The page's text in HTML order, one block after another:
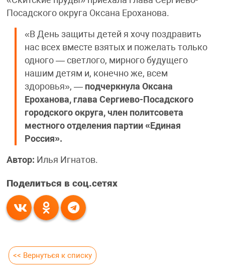
Посадского округа Оксана Ероханова.
«В День защиты детей я хочу поздравить
нас всех вместе взятых и пожелать только
одного — светлого, мирного будущего
нашим детям и, конечно же, всем
здоровья», —подчеркнула Оксана
Ероханова, глава Сергиево-Посадского
городского округа, член политсовета
местного отделения партии «Единая
Россия».
Автор: Илья Игнатов.
Поделиться в соц.сетях
<< Вернуться к списку